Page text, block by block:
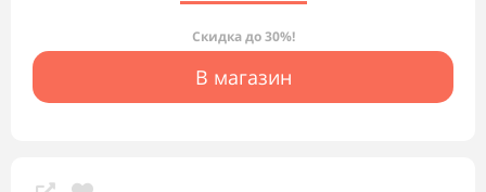
Скидка до 30%!
В магазин